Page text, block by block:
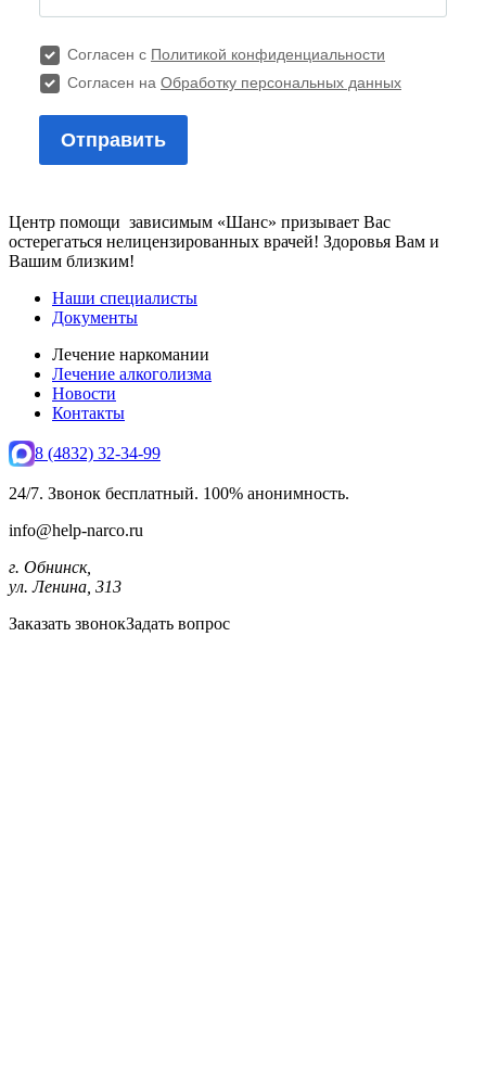
Центр помощи зависимым «Шанс» призывает Вас
остерегаться нелицензированных врачей! Здоровья Вам и
Вашим близким!
Наши специалисты
Документы
Лечение наркомании
Лечение алкоголизма
Новости
Контакты
8 (4832) 32-34-99
24/7. Звонок бесплатный. 100% анонимность.
info@help-narco.ru
г. Обнинск,
ул. Ленина, 313
Заказать звонокЗадать вопрос